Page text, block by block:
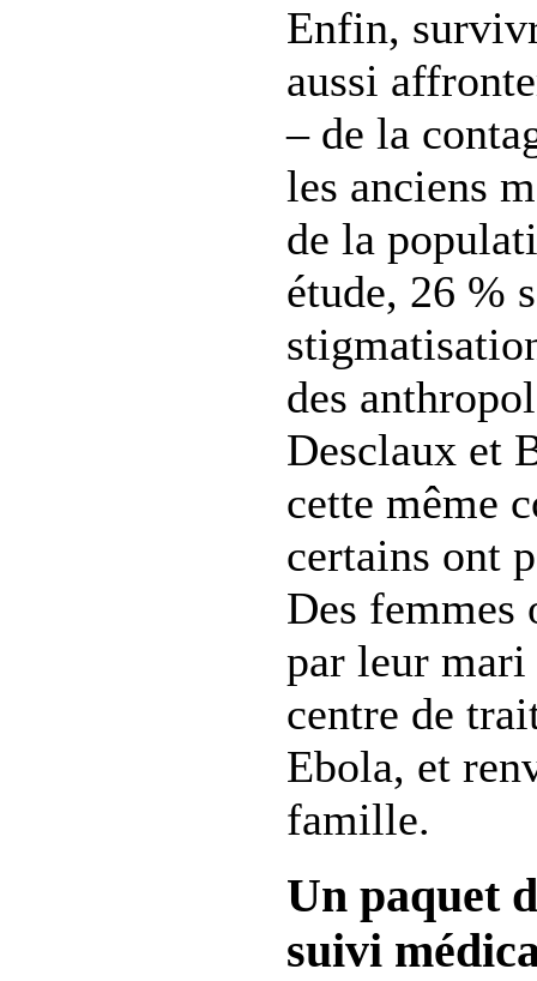
Enfin,
aussi
– de la
les anciens
de la
étude, 26 %
des
Desclaux et
cette même
certains ont
Des femmes
par leur
centre de
Ebola, et
famille.
Un paquet
suivi